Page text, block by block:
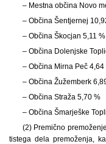
– Mestna občina Novo
– Občina Šentjernej
– Občina Škocjan 5,11 %
– Občina Dolenjske
– Občina Mirna Peč 4,64
– Občina Žužemberk
– Občina Straža 5,70 %
– Občina Šmarješke
(2) Premično
tistega dela premoženja,